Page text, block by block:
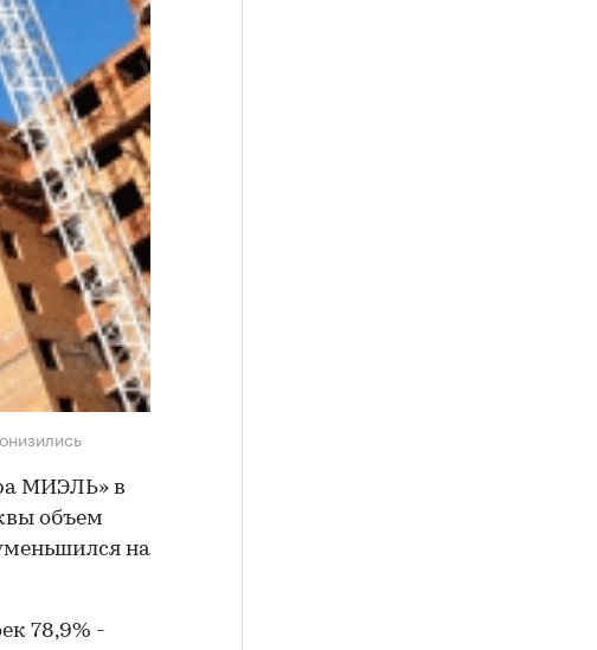
МИЭЛЬ» в
объем
на
78,9% -